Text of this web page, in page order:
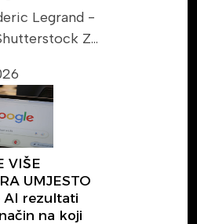
Legrand -
Z…
VIŠE
UMJESTO
AI rezultati
na koji